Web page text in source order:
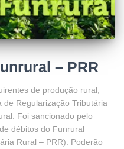
– PRR
de produção rural,
Regularização Tributária
Foi sancionado pelo
débitos do Funrural
Rural – PRR). Poderão